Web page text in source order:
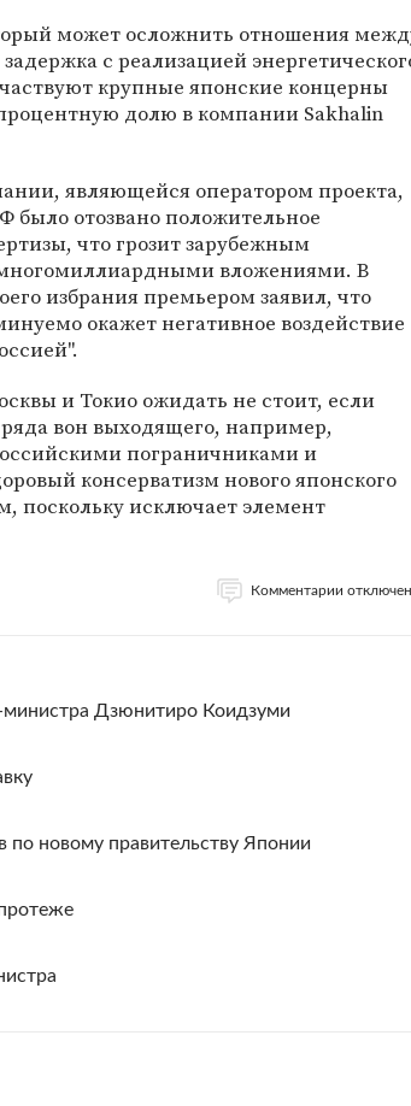
может осложнить отношения
с реализацией
крупные японские концерны
долю в компании Sakhalin
являющейся оператором проекта,
отозвано положительное
что грозит зарубежным
вложениями. В
избрания премьером заявил, что
окажет негативное воздействие
и Токио ожидать не стоит, если
ряда вон выходящего, например,
пограничниками и
консерватизм нового японского
поскольку исключает элемент
Комментарии
Дзюнитиро Коидзуми
по новому правительству Японии